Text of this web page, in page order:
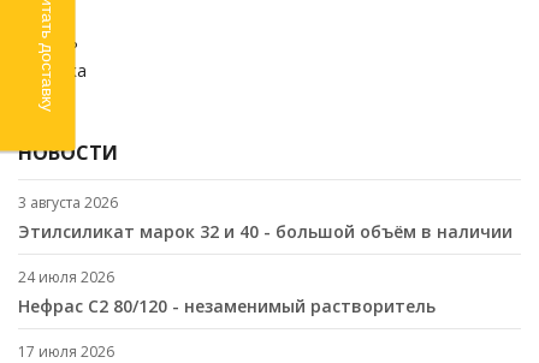
Химия
Кабель
Стройка
SALE
НОВОСТИ
3 августа 2026
Этилсиликат марок 32 и 40 - большой объём в наличии
24 июля 2026
Нефрас С2 80/120 - незаменимый растворитель
17 июля 2026